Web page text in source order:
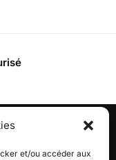
et/ou accéder aux